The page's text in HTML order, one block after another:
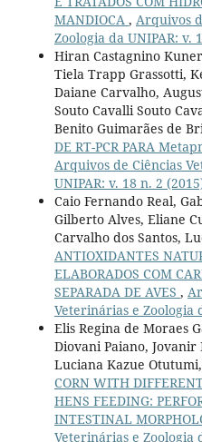
MANDIOCA , Arquivos
Zoologia da UNIPAR: v.
Hiran Castagnino
Tiela Trapp Grassotti,
Daiane Carvalho,
Souto Cavalli Souto
Benito Guimarães de
DE RT-PCR PARA
Arquivos de Ciências
UNIPAR: v. 18 n. 2
Caio Fernando Real,
Gilberto Alves, Eliane
Carvalho dos Santos,
ANTIOXIDANTES
ELABORADOS COM
SEPARADA DE AVES ,
Veterinárias e Zoologia
Elis Regina de Moraes
Diovani Paiano,
Luciana Kazue
CORN WITH
HENS FEEDING:
INTESTINAL
Veterinárias e Zoologia